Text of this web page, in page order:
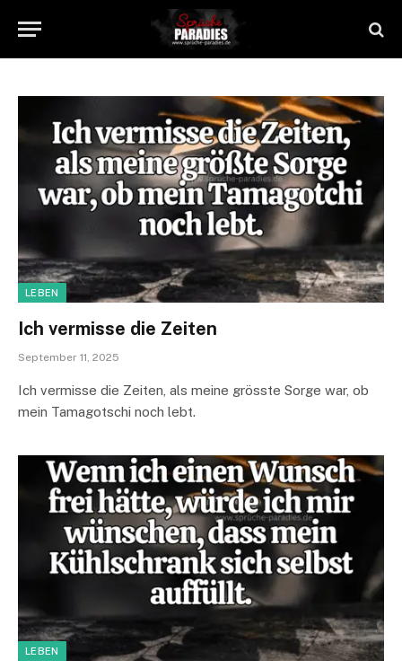
LEBEN
Ich vermisse die Zeiten
September 11, 2025
Ich vermisse die Zeiten, als meine grösste Sorge war, ob
mein Tamagotschi noch lebt.
LEBEN